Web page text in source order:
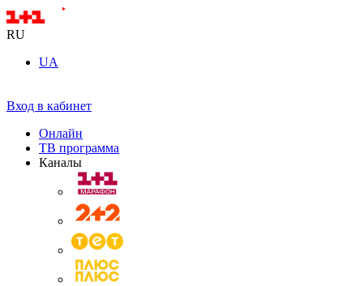
RU
UA
Вход в кабинет
Онлайн
ТВ программа
Каналы